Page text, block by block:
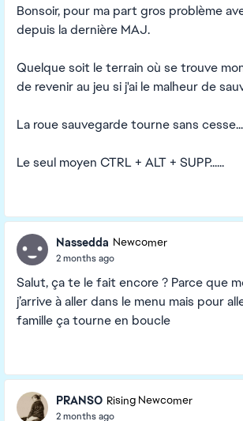
Bonsoir, pour ma part gros problème
depuis la dernière MAJ.
Quelque soit le terrain où se trouve
de revenir au jeu si j'ai le malheur de
La roue sauvegarde tourne sans
Le seul moyen CTRL + ALT + SUPP......
Nassedda Newcomer
2 months ago
Salut, ça te le fait encore ? Parce que
j’arrive à aller dans le menu mais pour
famille ça tourne en boucle
PRANSO Rising Newcomer
2 months ago